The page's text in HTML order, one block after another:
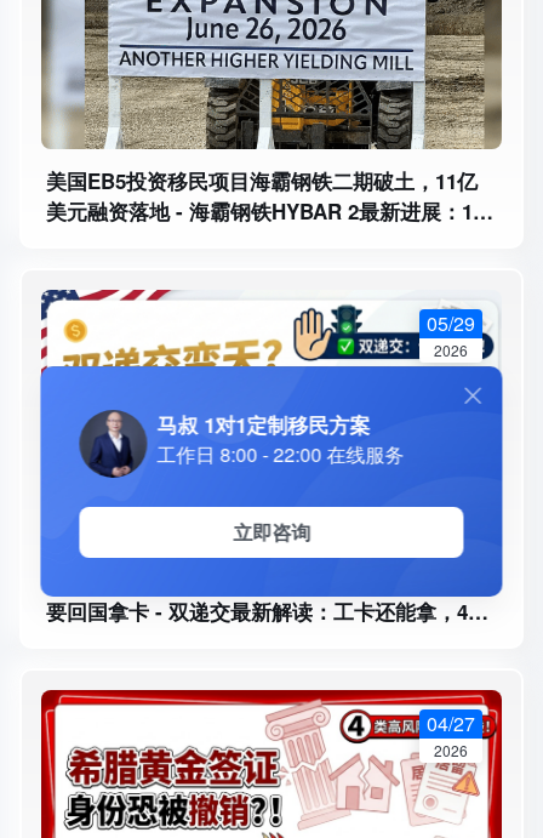
美国EB5投资移民项目海霸钢铁二期破土，11亿
美元融资落地 - 海霸钢铁HYBAR 2最新进展：11
要回国拿卡 - 双递交最新解读：工卡还能拿，485
05/29
2026
04/27
2026
马叔 1对1定制移民方案
工作日 8:00 - 22:00 在线服务
立即咨询